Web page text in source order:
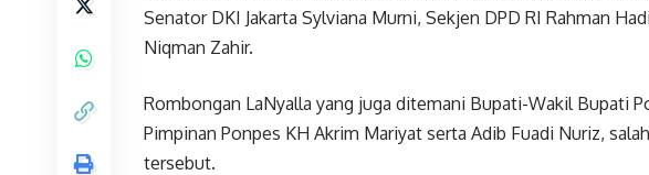
Senator DKI Jakarta Sylviana Murni, Sekjen DPD RI Rahman
Niqman Zahir.
Rombongan LaNyalla yang juga ditemani Bupati-Wakil Bupati
Pimpinan Ponpes KH Akrim Mariyat serta Adib Fuadi Nuriz,
tersebut.